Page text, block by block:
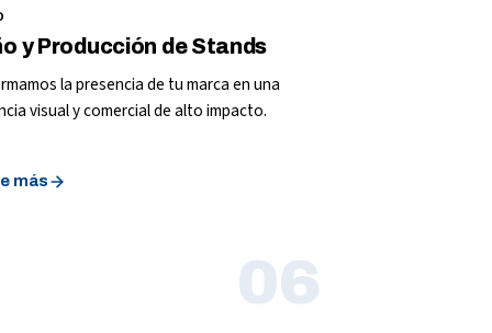
y Producción de Stands
la presencia de tu marca en una
visual y comercial de alto impacto.
más
06